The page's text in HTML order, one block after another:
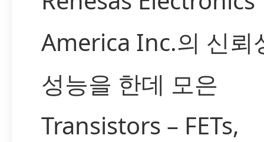
America Inc.의 신뢰
성능을 한데 모은
Transistors – FETs,